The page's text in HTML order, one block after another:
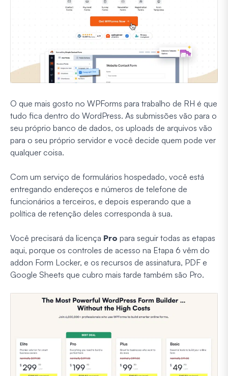
O que mais gosto no WPForms para trabalho de RH é que
tudo fica dentro do WordPress. As submissões vão para o
seu próprio banco de dados, os uploads de arquivos vão
para o seu próprio servidor e você decide quem pode ver
qualquer coisa.
Com um serviço de formulários hospedado, você está
entregando endereços e números de telefone de
funcionários a terceiros, e depois esperando que a
política de retenção deles corresponda à sua.
Você precisará da licença Pro para seguir todas as etapas
aqui, porque os controles de acesso na Etapa 6 vêm do
addon Form Locker, e os recursos de assinatura, PDF e
Google Sheets que cubro mais tarde também são Pro.